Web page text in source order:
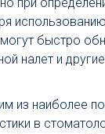
при
быстро
налет и
из наиболее
в